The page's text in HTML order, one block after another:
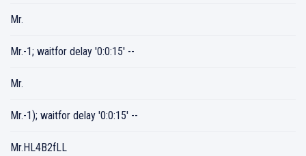
Mr.
Mr.-1; waitfor delay '0:0:15' --
Mr.
Mr.-1); waitfor delay '0:0:15' --
Mr.HL4B2fLL